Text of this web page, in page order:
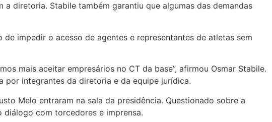
diretoria. Stabile também garantiu que algumas das demandas
impedir o acesso de agentes e representantes de atletas sem
mais aceitar empresários no CT da base”, afirmou Osmar Stabile.
por integrantes da diretoria e da equipe jurídica.
Melo entraram na sala da presidência. Questionado sobre a
com torcedores e imprensa.